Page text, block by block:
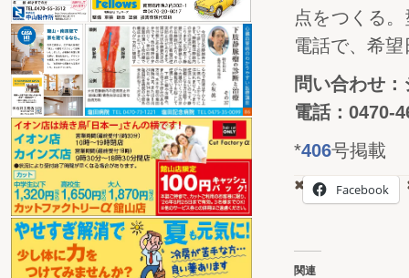
点をつくる
電話で、希
問い合わせ
電話：0470-
*406号掲載
Facebook
関連